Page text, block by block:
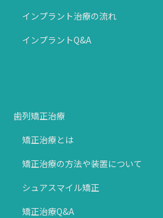
インプラント治療の流れ
インプラントQ&A
歯列矯正治療
矯正治療とは
矯正治療の方法や装置について
シュアスマイル矯正
矯正治療Q&A